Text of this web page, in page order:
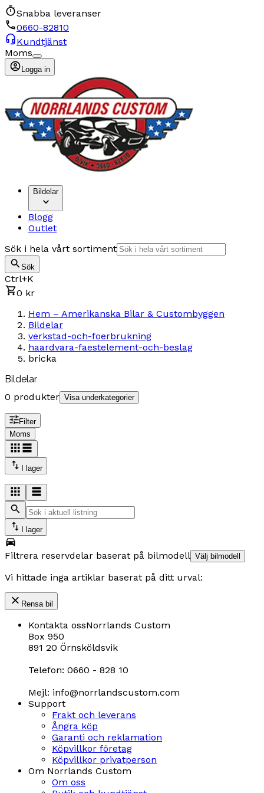
Snabba leveranser
0660-82810
Kundtjänst
Moms
Logga in
Bildelar
Blogg
Outlet
Sök i hela vårt sortiment
Sök
Ctrl+K
0 kr
Hem – Amerikanska Bilar & Custombyggen
Bildelar
verkstad-och-foerbrukning
haardvara-faestelement-och-beslag
bricka
Bildelar
0 produkter Visa underkategorier
Filter
Moms
I lager
I lager
Filtrera reservdelar baserat på bilmodell Välj bilmodell
Vi hittade inga artiklar baserat på ditt urval:
Rensa bil
Kontakta ossNorrlands Custom
Box 950
891 20 Örnsköldsvik
Telefon: 0660 - 828 10
Mejl: info@norrlandscustom.com
Support
Frakt och leverans
Ångra köp
Garanti och reklamation
Köpvillkor företag
Köpvillkor privatperson
Om Norrlands Custom
Om oss